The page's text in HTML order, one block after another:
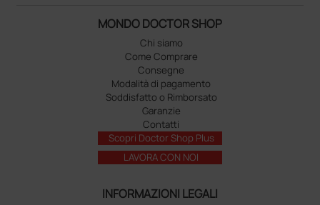
MONDO DOCTOR SHOP
Chi siamo
Come Comprare
Consegne
Modalità di pagamento
Soddisfatto o Rimborsato
Garanzie
Contatti
Scopri Doctor Shop Plus
LAVORA CON NOI
INFORMAZIONI LEGALI